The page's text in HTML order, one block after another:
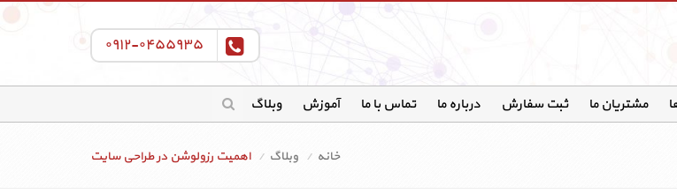
۰۹۱۲-۰۴۵۵۹۳۵
مشتریان ما ثبت سفارش درباره ما تماس با ما آموزش وبلاگ
خانه وبلاگ اهمیت رزولوشن در طراحی سایت